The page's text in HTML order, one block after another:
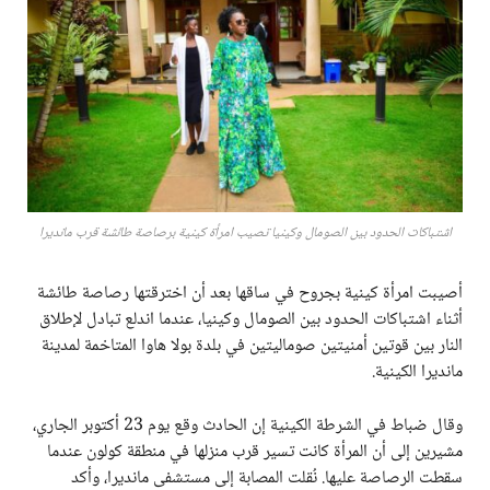
اشتباكات الحدود بين الصومال وكينيا تصيب امرأة كينية برصاصة طائشة قرب مانديرا
أصيبت امرأة كينية بجروح في ساقها بعد أن اخترقتها رصاصة طائشة
أثناء اشتباكات الحدود بين الصومال وكينيا، عندما اندلع تبادل لإطلاق
النار بين قوتين أمنيتين صوماليتين في بلدة بولا هاوا المتاخمة لمدينة
مانديرا الكينية.
وقال ضباط في الشرطة الكينية إن الحادث وقع يوم 23 أكتوبر الجاري،
مشيرين إلى أن المرأة كانت تسير قرب منزلها في منطقة كولون عندما
سقطت الرصاصة عليها. نُقلت المصابة إلى مستشفى مانديرا، وأكد